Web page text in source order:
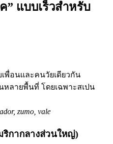
” แบบเร็วสำหรับ
เพื่อนและคนวัยเดียวกัน
นหลายพื้นที่ โดยเฉพาะสเปน
zumo, vale
ริกากลางส่วนใหญ่)